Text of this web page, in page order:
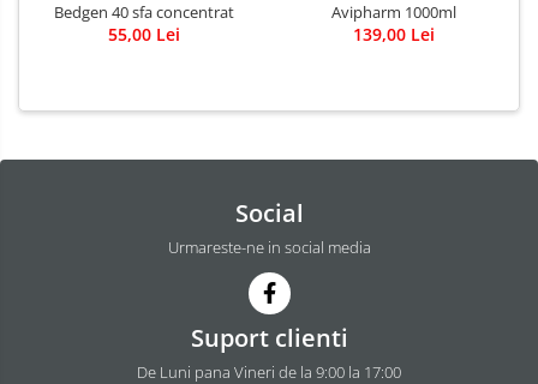
Bedgen 40 sfa concentrat
55,00 Lei
Avipharm 1000ml
139,00 Lei
Social
Urmareste-ne in social media
Suport clienti
De Luni pana Vineri de la 9:00 la 17:00